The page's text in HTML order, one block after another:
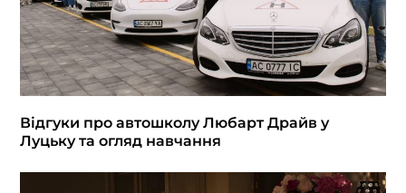
Відгуки про автошколу Любарт Драйв у
Луцьку та огляд навчання